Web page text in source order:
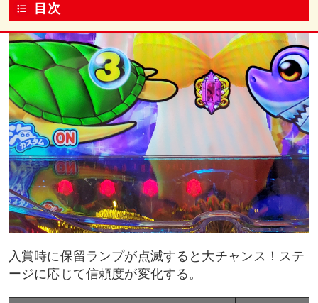
目次
入賞時に保留ランプが点滅すると大チャンス！ステ
ージに応じて信頼度が変化する。